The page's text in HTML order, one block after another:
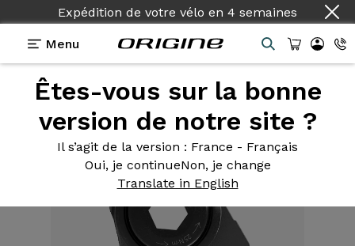
Expédition de votre vélo en 4 semaines
Menu
Êtes-vous sur la bonne
version de notre site ?
Il s’agit de la version : France - Français
Oui, je continueNon, je change
Translate in English
Equipements>Patte de dérailleur>
Patte de